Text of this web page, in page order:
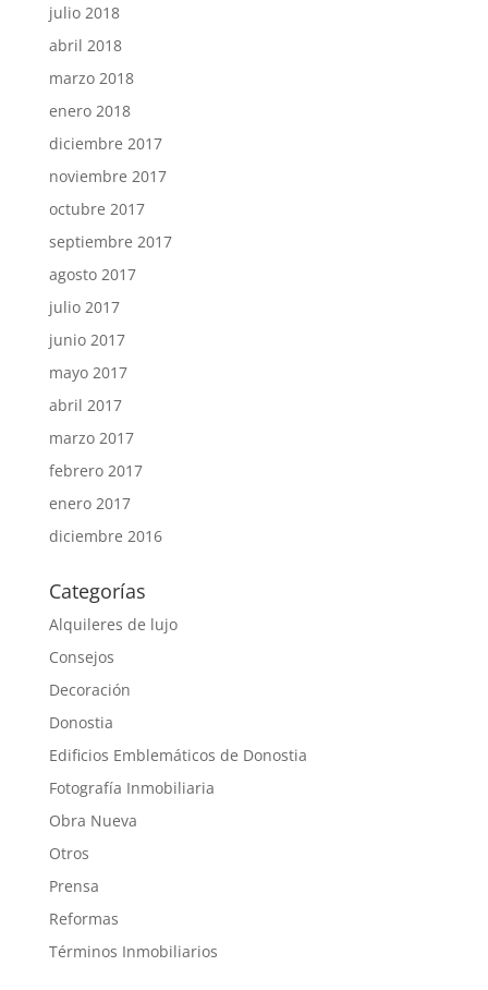
julio 2018
abril 2018
marzo 2018
enero 2018
diciembre 2017
noviembre 2017
octubre 2017
septiembre 2017
agosto 2017
julio 2017
junio 2017
mayo 2017
abril 2017
marzo 2017
febrero 2017
enero 2017
diciembre 2016
Categorías
Alquileres de lujo
Consejos
Decoración
Donostia
Edificios Emblemáticos de Donostia
Fotografía Inmobiliaria
Obra Nueva
Otros
Prensa
Reformas
Términos Inmobiliarios